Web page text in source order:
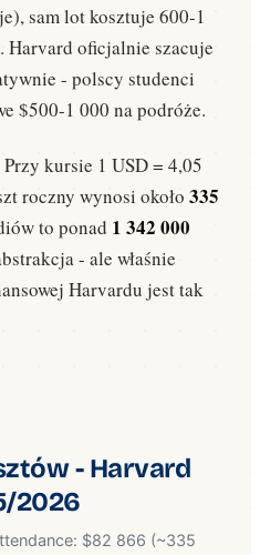
sam lot kosztuje 600-1
Harvard oficjalnie szacuje
- polscy studenci
$500-1 000 na podróże.
kursie 1 USD = 4,05
roczny wynosi około 335
to ponad 1 342 000
- ale właśnie
Harvardu jest tak
- Harvard
2026
$82 866 (~335